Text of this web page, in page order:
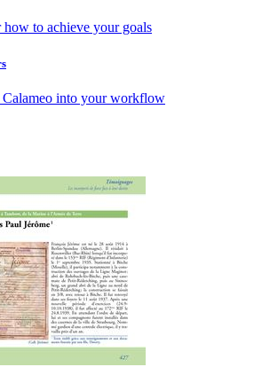
how to achieve your goals
Calameo into your workflow